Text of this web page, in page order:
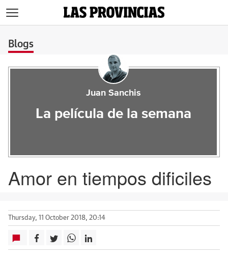
Blogs
Juan Sanchis
La película de la semana
Amor en tiempos dificiles
Thursday, 11 October 2018, 20:14